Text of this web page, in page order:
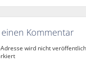
Kommentar
wird nicht